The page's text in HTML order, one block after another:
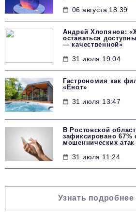
06 августа 18:39
Андрей Хлопянов:
оставаться
— качественной»
31 июля 19:04
Гастрономия как
«Енот»
31 июля 13:47
В Ростовской
зафиксировано 67%
мошеннических атак
31 июля 11:24
Узнать подробнее